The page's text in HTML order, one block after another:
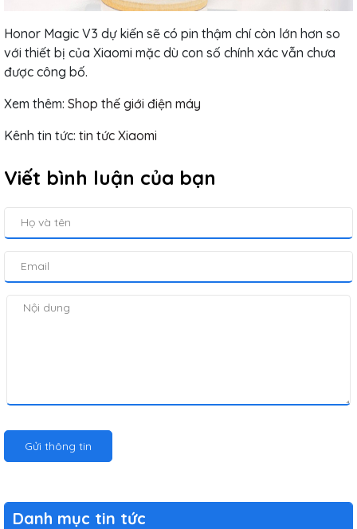
Honor Magic V3 dự kiến ​​​​sẽ có pin thậm chí còn lớn hơn so
với thiết bị của Xiaomi mặc dù con số chính xác vẫn chưa
được công bố.
Xem thêm: Shop thế giới điện máy
Kênh tin tức: tin tức Xiaomi
Viết bình luận của bạn
Gửi thông tin
Danh mục tin tức